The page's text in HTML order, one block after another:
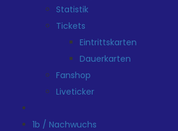
Statistik
Tickets
Eintrittskarten
Dauerkarten
Fanshop
Liveticker
1b / Nachwuchs